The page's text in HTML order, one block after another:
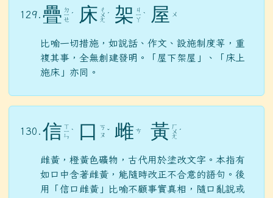
129. 疊 ㄉ
ㄧ
ㄝ
ˊ 床 ㄔ
ㄨ
ㄤ
ˊ 架 ㄐ
ㄧ
ㄚ
ˋ 屋 ㄨ
比喻一切措施，如說話、作文、設施制度等，重
複其事，全無創建發明。「屋下架屋」、「床上
施床」亦同。
130. 信 ㄒ
ㄧ
ㄣ
ˋ 口
ㄎ
ㄡ ˇ 雌 ㄘ 黃 ㄏ
ㄨ
ㄤ
ˊ
雌黃，橙黃色礦物，古代用於塗改文字。本指有
如口中含著雌黃，能隨時改正不合意的語句。後
用「信口雌黃」比喻不顧事實真相，隨口亂說或